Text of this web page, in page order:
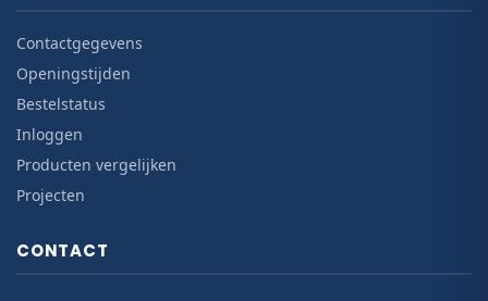
Contactgegevens
Openingstijden
Bestelstatus
Inloggen
Producten vergelijken
Projecten
CONTACT